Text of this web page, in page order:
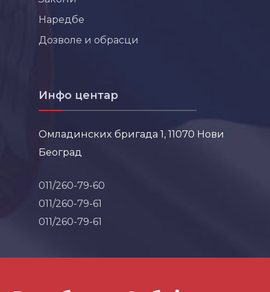
Наредбе
Дозволе и обрасци
Инфо центар
Омладинских бригада 1, 11070 Нови
Београд
011/260-79-60
011/260-79-61
011/260-79-61